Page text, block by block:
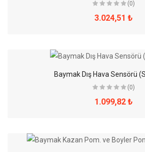
(0)
3.024,51 ₺
Baymak Dış Hava Sensörü
(0)
1.099,82 ₺